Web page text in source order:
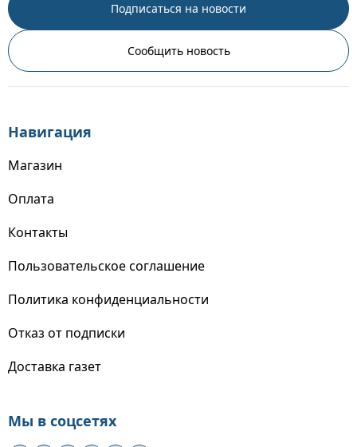
Подписаться на новости
Сообщить новость
Навигация
Магазин
Оплата
Контакты
Пользовательское соглашение
Политика конфиденциальности
Отказ от подписки
Доставка газет
Мы в соцсетях